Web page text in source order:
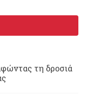
τη δροσιά